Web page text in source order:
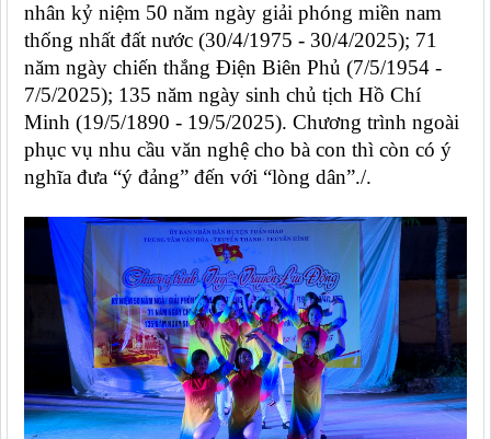
nhân kỷ niệm 50 năm ngày giải phóng miền nam
thống nhất đất nước (30/4/1975 - 30/4/2025); 71
năm ngày chiến thắng Điện Biên Phủ (7/5/1954 -
7/5/2025); 135 năm ngày sinh chủ tịch Hồ Chí
Minh (19/5/1890 - 19/5/2025). Chương trình ngoài
phục vụ nhu cầu văn nghệ cho bà con thì còn có ý
nghĩa đưa “ý đảng” đến với “lòng dân”./.